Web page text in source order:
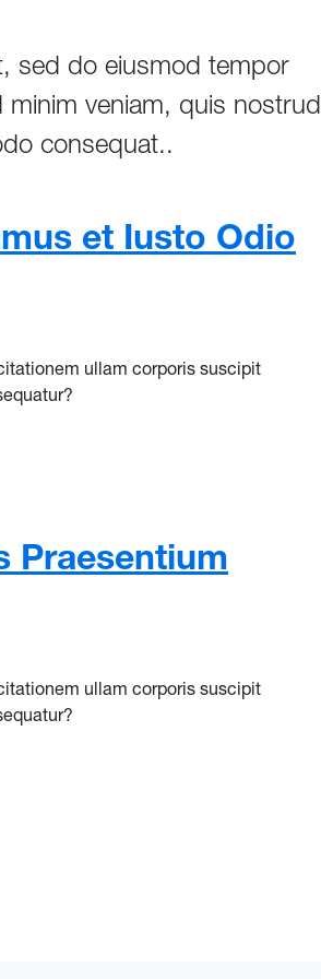
sed do eiusmod tempor
veniam, quis nostrud
consequat..
et Iusto Odio
ullam corporis suscipit
Odio Dignissimos
Praesentium
ullam corporis suscipit
Voluptatum